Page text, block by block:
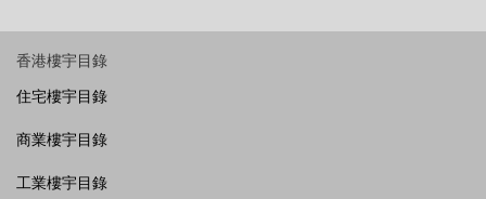
香港樓宇目錄
住宅樓宇目錄
商業樓宇目錄
工業樓宇目錄